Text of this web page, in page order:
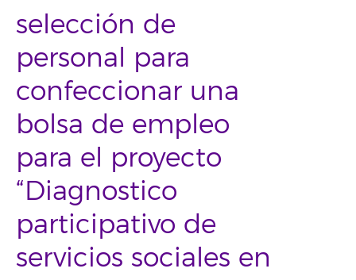
selección de
personal para
confeccionar una
bolsa de empleo
para el proyecto
“Diagnostico
participativo de
servicios sociales en